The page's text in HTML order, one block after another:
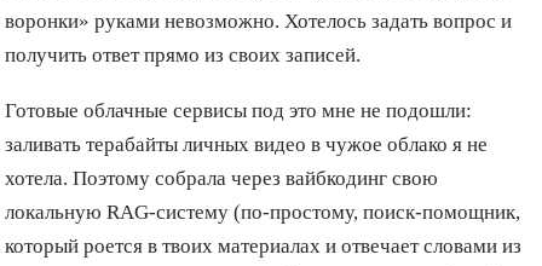
воронки» руками невозможно. Хотелось задать вопрос и
получить ответ прямо из своих записей.
Готовые облачные сервисы под это мне не подошли:
заливать терабайты личных видео в чужое облако я не
хотела. Поэтому собрала через вайбкодинг свою
локальную RAG-систему (по-простому, поиск-помощник,
который роется в твоих материалах и отвечает словами из